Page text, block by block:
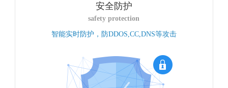
安全防护
safety protection
智能实时防护，防DDOS,CC,DNS等攻击